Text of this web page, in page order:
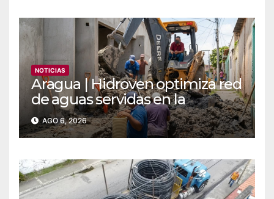
NOTICIAS
Aragua | Hidroven optimiza red
de aguas servidas en la
comunidad Doña Paula de
Maracay
AGO 6, 2026